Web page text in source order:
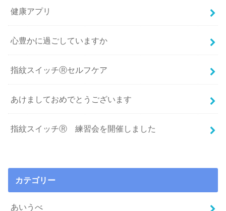
健康アプリ
心豊かに過ごしていますか
指紋スイッチⓇセルフケア
あけましておめでとうございます
指紋スイッチⓇ 練習会を開催しました
カテゴリー
あいうべ